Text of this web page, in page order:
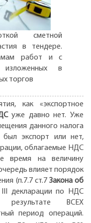
сметной
в тендере.
работ и с
изложенных в
торгов
как «экспортное
уже давно нет. Уже
данного налога
экспорт или нет,
облагаемые НДС
время на величину
влияет порядок
(п.7.7 ст.7 Закона об
III декларации по НДС
результате ВСЕХ
период операций.